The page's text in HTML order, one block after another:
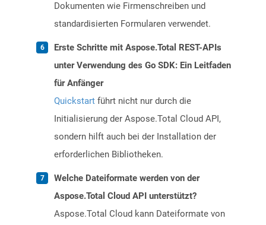
Dokumenten wie Firmenschreiben und
standardisierten Formularen verwendet.
Erste Schritte mit Aspose.Total REST-APIs
unter Verwendung des Go SDK: Ein Leitfaden
für Anfänger
Quickstart führt nicht nur durch die
Initialisierung der Aspose.Total Cloud API,
sondern hilft auch bei der Installation der
erforderlichen Bibliotheken.
Welche Dateiformate werden von der
Aspose.Total Cloud API unterstützt?
Aspose.Total Cloud kann Dateiformate von